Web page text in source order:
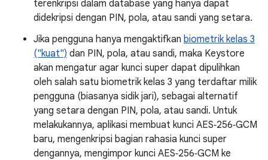
terenkripsi dalam database yang hanya dapat
didekripsi dengan PIN, pola, atau sandi yang setara.
Jika pengguna hanya mengaktifkan biometrik kelas 3
("kuat") dan PIN, pola, atau sandi, maka Keystore
akan mengatur agar kunci super dapat dipulihkan
oleh salah satu biometrik kelas 3 yang terdaftar milik
pengguna (biasanya sidik jari), sebagai alternatif
yang setara dengan PIN, pola, atau sandi. Untuk
melakukannya, aplikasi membuat kunci AES‑256‑GCM
baru, mengenkripsi bagian rahasia kunci super
dengannya, mengimpor kunci AES‑256‑GCM ke